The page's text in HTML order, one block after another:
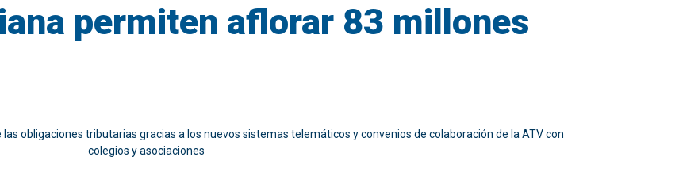
permiten aflorar 83 millones
obligaciones tributarias gracias a los nuevos sistemas telemáticos y convenios de colaboración de la ATV con
colegios y asociaciones